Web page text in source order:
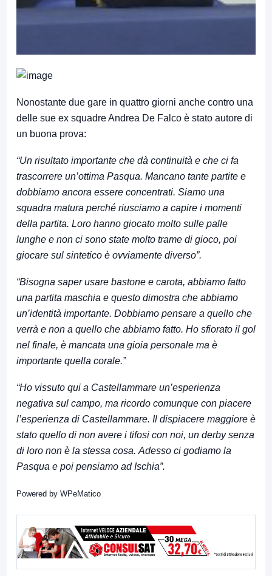
Nonostante due gare in quattro giorni anche contro una
delle sue ex squadre Andrea De Falco è stato autore di
un buona prova:
“Un risultato importante che dà continuità e che ci fa
trascorrere un’ottima Pasqua. Mancano tante partite e
dobbiamo ancora essere concentrati. Siamo una
squadra matura perché riusciamo a capire i momenti
della partita. Loro hanno giocato molto sulle palle
lunghe e non ci sono state molto trame di gioco, poi
giocare sul sintetico è ovviamente diverso”.
“Bisogna saper usare bastone e carota, abbiamo fatto
una partita maschia e questo dimostra che abbiamo
un’identità importante. Dobbiamo pensare a quello che
verrà e non a quello che abbiamo fatto. Ho sfiorato il gol
nel finale, è mancata una gioia personale ma è
importante quella corale.”
“Ho vissuto qui a Castellammare un’esperienza
negativa sul campo, ma ricordo comunque con piacere
l’esperienza di Castellammare. Il dispiacere maggiore è
stato quello di non avere i tifosi con noi, un derby senza
di loro non è la stessa cosa. Adesso ci godiamo la
Pasqua e poi pensiamo ad Ischia”.
Powered by WPeMatico